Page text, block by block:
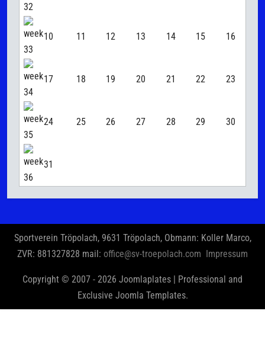
10 11 12 13 14 15 16
17 18 19 20 21 22 23
24 25 26 27 28 29 30
31
Sportverein Tröpolach, 9631 Tröpolach, Obmann: Koller Marco,
ZVR: 881327828 mail: office@sv-troepolach.com Impressum
Copyright © 2007 - 2026 Joomlaplates | Professional and
Exclusive Joomla Templates.